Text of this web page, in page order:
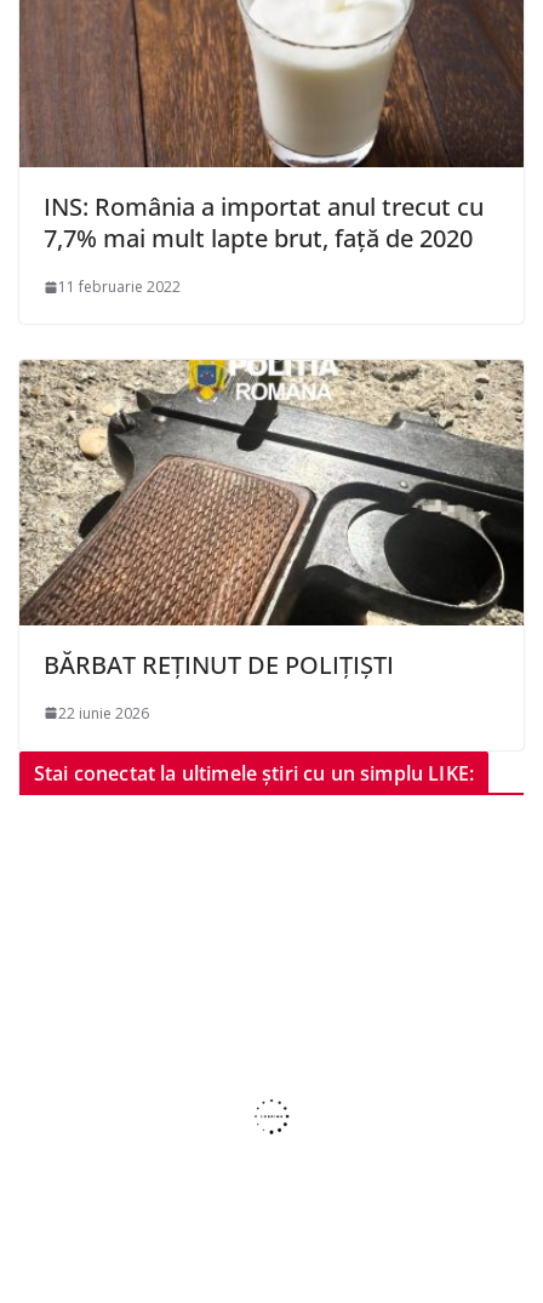
INS: România a importat anul trecut cu
7,7% mai mult lapte brut, faţă de 2020
11 februarie 2022
BĂRBAT REȚINUT DE POLIȚIȘTI
22 iunie 2026
Stai conectat la ultimele știri cu un simplu LIKE: